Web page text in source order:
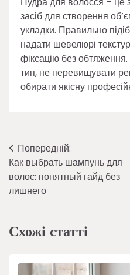
засіб для створення
укладки. Правильно
надати шевелюрі
фіксацію без
тип, не перевищувати
обирати якісну
Навігація
записів
Попередній:
Как выбрать шампунь для
волос: понятный гайд без
лишнего
Схожі статті